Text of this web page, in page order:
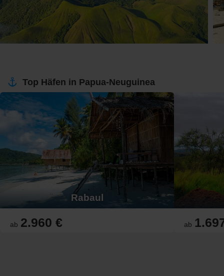
Top Häfen in Papua-Neuguinea
Rabaul
ab 2.960 € ab